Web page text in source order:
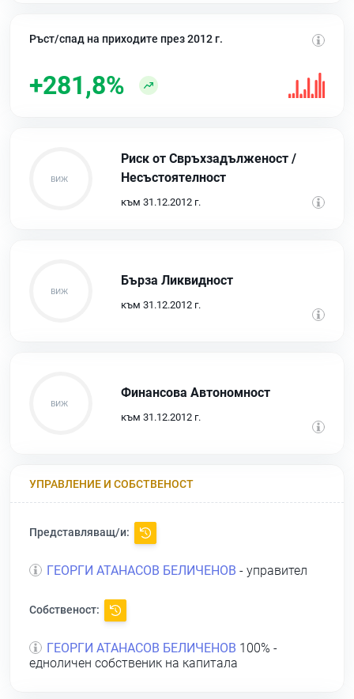
Ръст/спад на приходите през 2012 г.
+281,8%
Риск от Свръхзадълженост /
Несъстоятелност
към 31.12.2012 г.
Бърза Ликвидност
към 31.12.2012 г.
Финансова Автономност
към 31.12.2012 г.
УПРАВЛЕНИЕ И СОБСТВЕНОСТ
Представляващ/и:
ГЕОРГИ АТАНАСОВ БЕЛИЧЕНОВ - управител
Собственост:
ГЕОРГИ АТАНАСОВ БЕЛИЧЕНОВ 100% -
едноличен собственик на капитала